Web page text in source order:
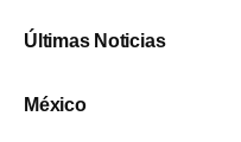
Últimas Noticias
México